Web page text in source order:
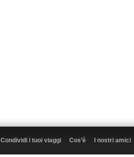
Condividi i tuoi viaggi Cos’è I nostri amici